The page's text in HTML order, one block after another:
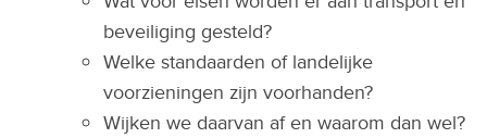
beveiliging gesteld?
Welke standaarden of landelijke
voorzieningen zijn voorhanden?
Wijken we daarvan af en waarom dan wel?